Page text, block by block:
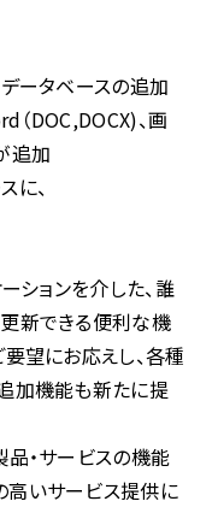
ータベースの追加
（DOC,DOCX)、画
追加
に、
ションを介した、誰
新できる便利な機
望にお応えし、各種
加機能も新たに提
・サービスの機能
高いサービス提供に